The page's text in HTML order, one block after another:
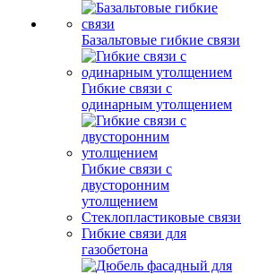
Базальтовые гибкие связи
Гибкие связи с
одинарным утолщением
Гибкие связи с
двусторонним
утолщением
Стеклопластиковые связи
Гибкие связи для
газобетона